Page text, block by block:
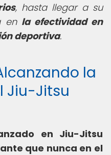
, hasta llegar a su
en la efectividad en
deportiva.
la
Jiu-Jitsu
en Jiu-Jitsu
que nunca en el